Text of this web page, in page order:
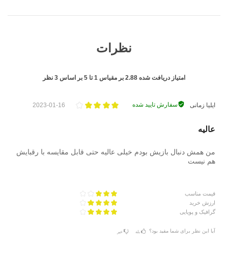
نظرات
امتیاز دریافت شده 2.88 بر مقیاس 1تا 5 بر اساس 3 نظر
ایلیا زمانی سفارش تایید شده 2023-01-16
عالیه
من همش دنبال بازیش بودم خیلی عالیه حتی قابل مقایسه با رقبایش
هم نیست
قیمت مناسب
ارزش خرید
گرافیک و پویایی
آیا این نظر برای شما مفید بود؟ بله خیر